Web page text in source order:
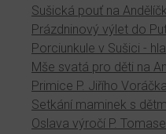
Sušická pouť na
Prázdninový výlet do
Porciunkule v Sušici -
Mše svatá pro děti na
Primice P. Jiřího Voráčka
Setkání maminek s
Oslava výročí P.